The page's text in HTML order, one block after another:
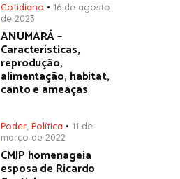
Cotidiano
16 de agosto
de 2023
ANUMARÁ –
Características,
reprodução,
alimentação, habitat,
canto e ameaças
Poder Política
11 de
março de 2022
CMJP homenageia
esposa de Ricardo